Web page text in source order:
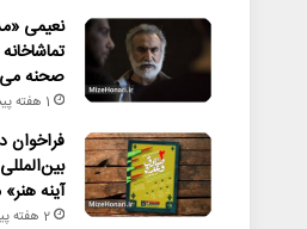
نعیمی
صحنه
1 هفته پیش
فراخوان
آینه
2 هفته پیش